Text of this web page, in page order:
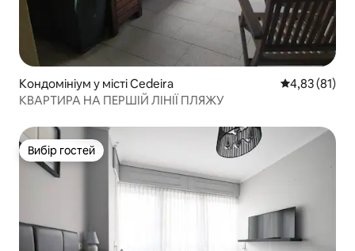
Кондомініум у місті Cedeira Середня
4,83 (81)
КВАРТИРА НА ПЕРШІЙ ЛІНІЇ ПЛЯЖУ
Вибір гостей
Вибір гостей